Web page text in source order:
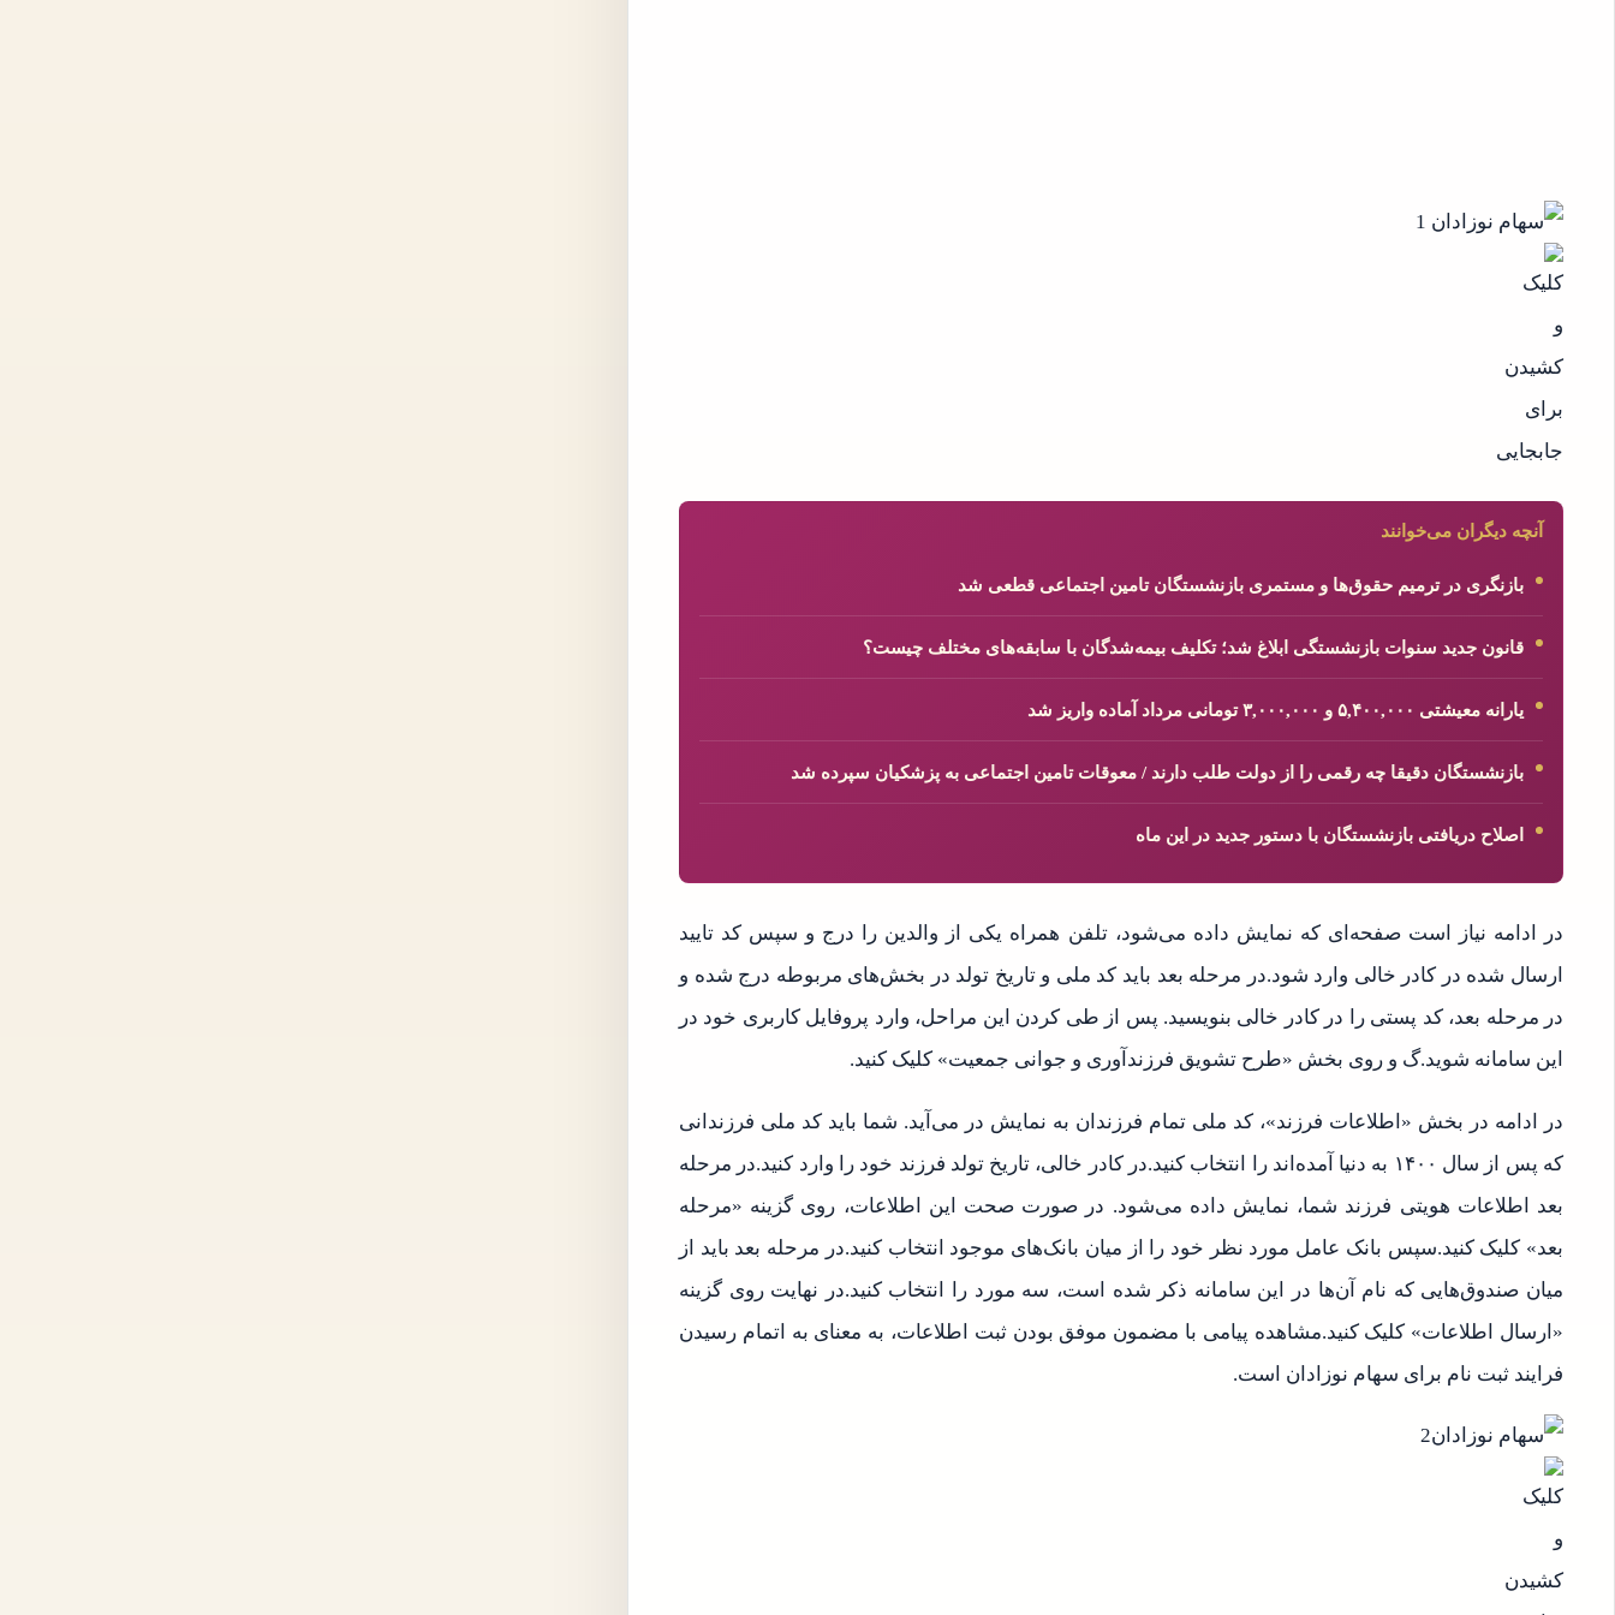
آنچه دیگران می‌خوانند
بازنگری در ترمیم حقوق‌ها و مستمری بازنشستگان تامین اجتماعی قطعی شد
قانون جدید سنوات بازنشستگی ابلاغ شد؛ تکلیف بیمه‌شدگان با سابقه‌های مختلف چیست؟
یارانه معیشتی ۵,۴۰۰,۰۰۰ و ۳,۰۰۰,۰۰۰ تومانی مرداد آماده واریز شد
بازنشستگان دقیقا چه رقمی را از دولت طلب دارند / معوقات تامین اجتماعی به پزشکیان سپرده شد
اصلاح دریافتی بازنشستگان با دستور جدید در این ماه
در ادامه نیاز است صفحه‌ای که نمایش داده می‌شود، تلفن همراه یکی از والدین را درج و سپس کد تایید
ارسال شده در کادر خالی وارد شود.در مرحله بعد باید کد ملی و تاریخ تولد در بخش‌های مربوطه درج شده و
در مرحله بعد، کد پستی را در کادر خالی بنویسید. پس از طی کردن این مراحل، وارد پروفایل کاربری خود در
این سامانه شوید.گ و روی بخش «طرح تشویق فرزندآوری و جوانی جمعیت» کلیک کنید.
در ادامه در بخش «اطلاعات فرزند»، کد ملی تمام فرزندان به نمایش در می‌آید. شما باید کد ملی فرزندانی
که پس از سال ۱۴۰۰ به دنیا آمده‌اند را انتخاب کنید.در کادر خالی، تاریخ تولد فرزند خود را وارد کنید.در مرحله
بعد اطلاعات هویتی فرزند شما، نمایش داده می‌شود. در صورت صحت این اطلاعات، روی گزینه «مرحله
بعد» کلیک کنید.سپس بانک عامل مورد نظر خود را از میان بانک‌های موجود انتخاب کنید.در مرحله بعد باید از
میان صندوق‌هایی که نام آن‌ها در این سامانه ذکر شده است، سه مورد را انتخاب کنید.در نهایت روی گزینه
«ارسال اطلاعات» کلیک کنید.مشاهده پیامی با مضمون موفق بودن ثبت اطلاعات، به معنای به اتمام رسیدن
فرایند ثبت نام برای سهام نوزادان است.